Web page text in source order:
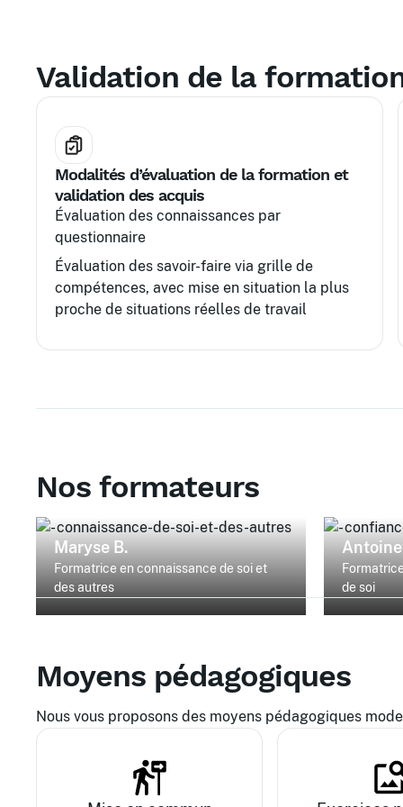
Validation de la
Modalités d’évaluation de la formation et
validation des acquis
Évaluation des connaissances par
questionnaire
Évaluation des savoir-faire via grille de
compétences, avec mise en situation la plus
proche de situations réelles de travail
Nos formateurs
Maryse B.
Formatrice en connaissance de soi et
des autres
de soi
Moyens pédagogiques
Nous vous proposons des moyens pédagogiques